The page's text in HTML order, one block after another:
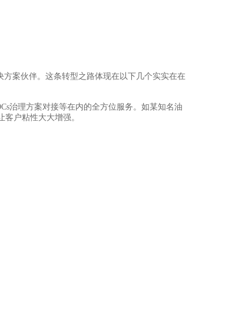
案伙伴。这条转型之路体现在以下几个实实在在
治理方案对接等在内的全方位服务。如某知名油
户粘性大大增强。